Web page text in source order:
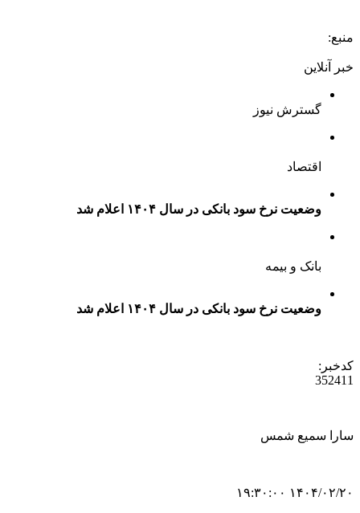
منبع:
خبر آنلاین
گسترش نیوز
اقتصاد
وضعیت نرخ سود بانکی در سال ۱۴۰۴ اعلام شد
بانک و بیمه
وضعیت نرخ سود بانکی در سال ۱۴۰۴ اعلام شد
کدخبر:
352411
سارا سمیع شمس
۱۴۰۴/۰۲/۲۰ ۱۹:۳۰:۰۰